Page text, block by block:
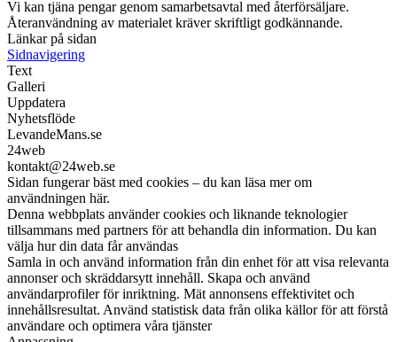
Vi kan tjäna pengar genom samarbetsavtal med återförsäljare.
Återanvändning av materialet kräver skriftligt godkännande.
Länkar på sidan
Sidnavigering
Text
Galleri
Uppdatera
Nyhetsflöde
LevandeMans.se
24web
kontakt@24web.se
Sidan fungerar bäst med cookies – du kan läsa mer om
användningen här.
Denna webbplats använder cookies och liknande teknologier
tillsammans med partners för att behandla din information. Du kan
välja hur din data får användas
Samla in och använd information från din enhet för att visa relevanta
annonser och skräddarsytt innehåll. Skapa och använd
användarprofiler för inriktning. Mät annonsens effektivitet och
innehållsresultat. Använd statistisk data från olika källor för att förstå
användare och optimera våra tjänster